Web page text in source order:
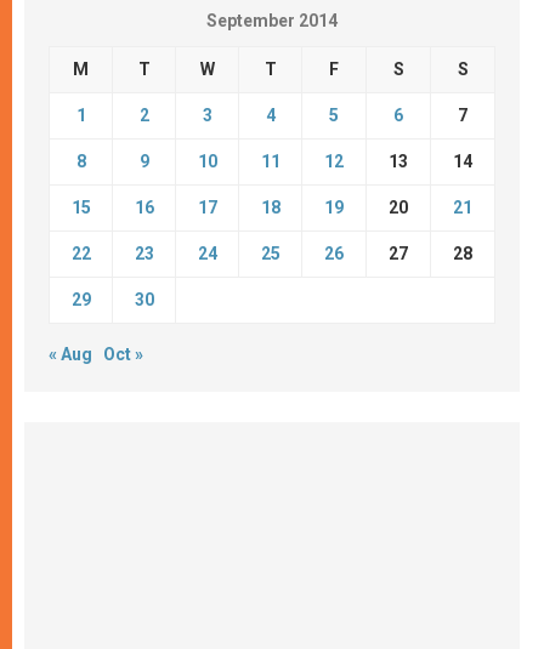
September 2014
M T W T F S S
1 2 3 4 5 6 7
8 9 10 11 12 13 14
15 16 17 18 19 20 21
22 23 24 25 26 27 28
29 30
« Aug Oct »